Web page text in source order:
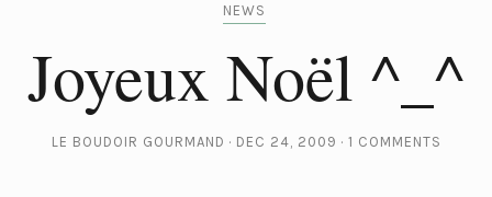
NEWS
Joyeux Noël ^_^
LE BOUDOIR GOURMAND DEC 24, 2009 1 COMMENTS